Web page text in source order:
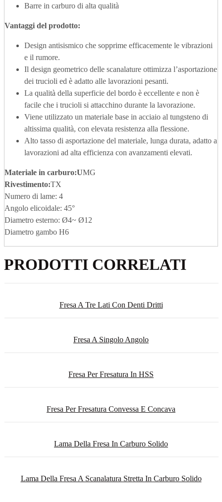
Barre in carburo di alta qualità
Vantaggi del prodotto:
Design antisismico che sopprime efficacemente le vibrazioni
e il rumore.
Il design geometrico delle scanalature ottimizza l’asportazione
dei trucioli ed è adatto alle lavorazioni pesanti.
La qualità della superficie del bordo è eccellente e non è
facile che i trucioli si attacchino durante la lavorazione.
Viene utilizzato un materiale base in acciaio al tungsteno di
altissima qualità, con elevata resistenza alla flessione.
Alto tasso di asportazione del materiale, lunga durata, adatto a
lavorazioni ad alta efficienza con avanzamenti elevati.
Materiale in carburo:UMG
Rivestimento:TX
Numero di lame: 4
Angolo elicoidale: 45°
Diametro esterno: Ø4~ Ø12
Diametro gambo H6
PRODOTTI CORRELATI
Fresa A Tre Lati Con Denti Dritti
Fresa A Singolo Angolo
Fresa Per Fresatura In HSS
Fresa Per Fresatura Convessa E Concava
Lama Della Fresa In Carburo Solido
Lama Della Fresa A Scanalatura Stretta In Carburo Solido